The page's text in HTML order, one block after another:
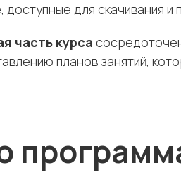
для скачивания
часть курса
планов занятий,